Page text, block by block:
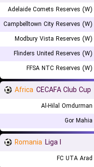
Adelaide Comets Reserves (W)
Campbelltown City Reserves (W)
Modbury Vista Reserves (W)
Flinders United Reserves (W)
FFSA NTC Reserves (W)
Africa CECAFA Club Cup
Al-Hilal Omdurman
Gor Mahia
Romania Liga I
FC UTA Arad